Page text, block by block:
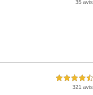
35 avis
4,5 étoiles sur 5
321 avis